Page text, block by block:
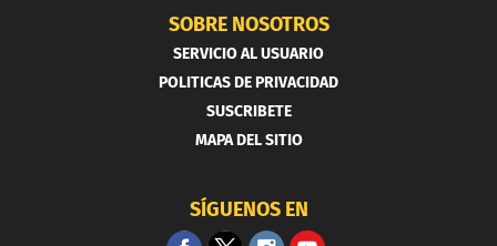
SOBRE NOSOTROS
SERVICIO AL USUARIO
POLITICAS DE PRIVACIDAD
SUSCRIBETE
MAPA DEL SITIO
SÍGUENOS EN